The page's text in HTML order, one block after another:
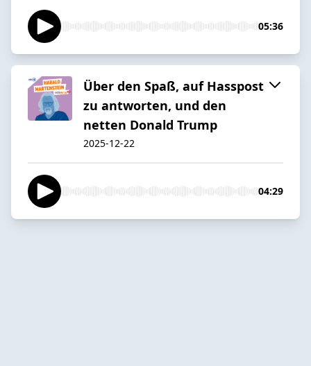
05:36
Über den Spaß, auf Hasspost
zu antworten, und den
netten Donald Trump
2025-12-22
04:29